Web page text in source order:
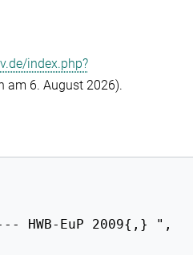
index.php?
am 6. August 2026).